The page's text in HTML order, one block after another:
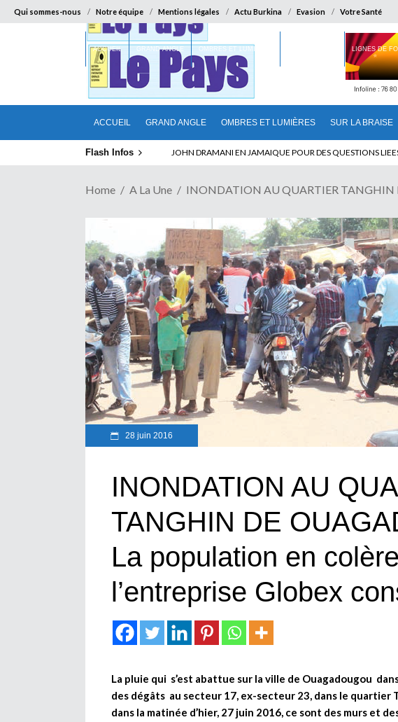
Qui sommes-nous Notre équipe Mentions légales Actu Burkina Evasion Votre Santé
ACCUEIL GRAND ANGLE OMBRES ET LUMIÈRES SUR LA BRAISE
ACCUEIL GRAND ANGLE OMBRES ET LUMIÈRES LIGNES DE
Flash Infos ABSENCE PROLONGEE DE PAUL BIYA DU CAMEROUN :
Home A La Une INONDATION AU QUARTIER TANGHIN
28 juin 2016
INONDATION AU
TANGHIN DE
La population en
l’entreprise Globex
La pluie qui s’est abattue sur la ville de Ouagadougou
des dégâts au secteur 17, ex-secteur 23, dans le quartier
dans la matinée d’hier, 27 juin 2016, ce sont des murs et